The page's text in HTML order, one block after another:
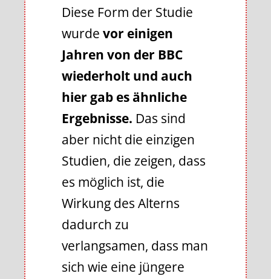
Diese Form der Studie
wurde vor einigen
Jahren von der BBC
wiederholt und auch
hier gab es ähnliche
Ergebnisse. Das sind
aber nicht die einzigen
Studien, die zeigen, dass
es möglich ist, die
Wirkung des Alterns
dadurch zu
verlangsamen, dass man
sich wie eine jüngere